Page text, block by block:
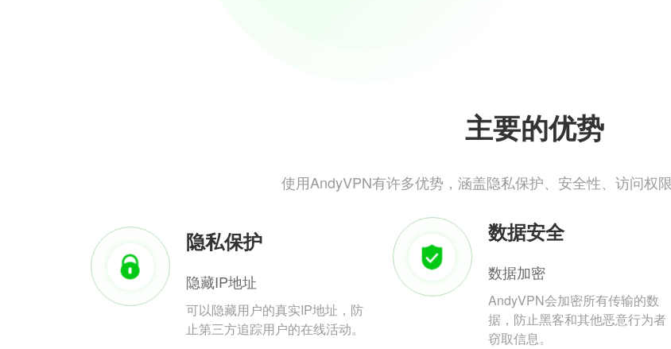
主要的优势
使用AndyVPN有许多优势，涵盖隐私保护、安全性、访问权
隐私保护
隐藏IP地址
可以隐藏用户的真实IP地址，防
止第三方追踪用户的在线活动。
数据安全
数据加密
AndyVPN会加密所有传输的数
据，防止黑客和其他恶意行为者
窃取信息。